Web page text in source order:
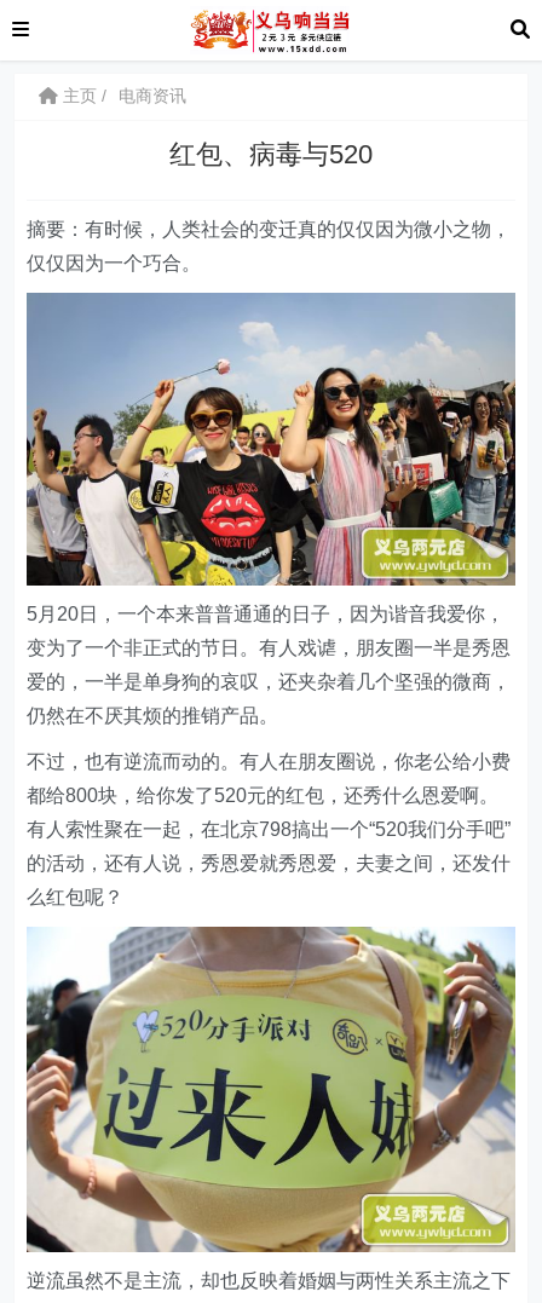
主页 电商资讯
红包、病毒与520
摘要：有时候，人类社会的变迁真的仅仅因为微小之物，
仅仅因为一个巧合。
5月20日，一个本来普普通通的日子，因为谐音我爱你，
变为了一个非正式的节日。有人戏谑，朋友圈一半是秀恩
爱的，一半是单身狗的哀叹，还夹杂着几个坚强的微商，
仍然在不厌其烦的推销产品。
不过，也有逆流而动的。有人在朋友圈说，你老公给小费
都给800块，给你发了520元的红包，还秀什么恩爱啊。
有人索性聚在一起，在北京798搞出一个“520我们分手吧”
的活动，还有人说，秀恩爱就秀恩爱，夫妻之间，还发什
么红包呢？
逆流虽然不是主流，却也反映着婚姻与两性关系主流之下